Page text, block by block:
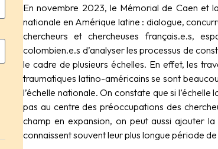
En novembre 2023, le Mémorial de Caen et
nationale en Amérique latine : dialogue,
chercheurs et chercheuses français.e.s,
colombien.e.s d’analyser les processus de
le cadre de plusieurs échelles. En effet, les
traumatiques latino-américains se sont
l’échelle nationale. On constate que si
pas au centre des préoccupations des
champ en expansion, on peut aussi ajouter
connaissent souvent leur plus longue période